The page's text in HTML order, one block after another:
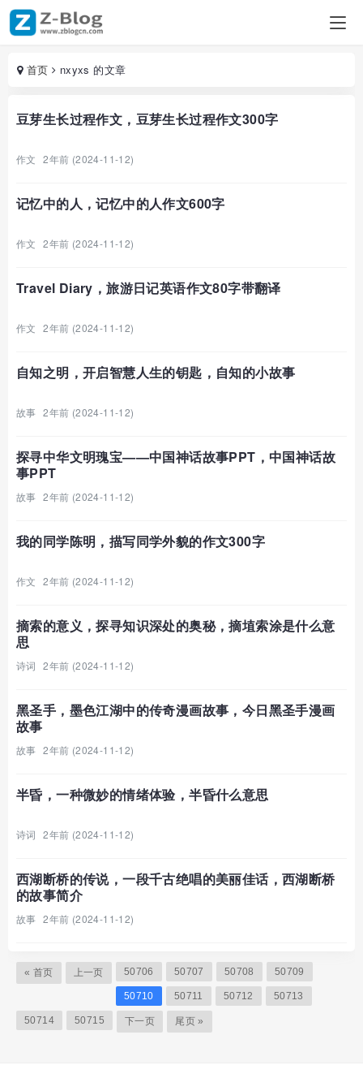
首页 nxyxs 的文章
豆芽生长过程作文，豆芽生长过程作文300字
作文 2年前 (2024-11-12)
记忆中的人，记忆中的人作文600字
作文 2年前 (2024-11-12)
Travel Diary，旅游日记英语作文80字带翻译
作文 2年前 (2024-11-12)
自知之明，开启智慧人生的钥匙，自知的小故事
故事 2年前 (2024-11-12)
探寻中华文明瑰宝——中国神话故事PPT，中国神话故
事PPT
故事 2年前 (2024-11-12)
我的同学陈明，描写同学外貌的作文300字
作文 2年前 (2024-11-12)
摘索的意义，探寻知识深处的奥秘，摘埴索涂是什么意
思
诗词 2年前 (2024-11-12)
黑圣手，墨色江湖中的传奇漫画故事，今日黑圣手漫画
故事
故事 2年前 (2024-11-12)
半昏，一种微妙的情绪体验，半昏什么意思
诗词 2年前 (2024-11-12)
西湖断桥的传说，一段千古绝唱的美丽佳话，西湖断桥
的故事简介
故事 2年前 (2024-11-12)
« 首页 上一页 50706 50707 50708 50709
50710 50711 50712 50713
50714 50715 下一页 尾页 »